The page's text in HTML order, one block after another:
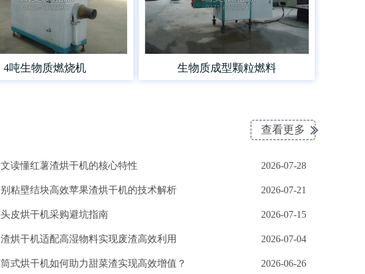
4吨生物质燃烧机 生物质成型颗粒燃料
查看更多
读懂红薯渣烘干机的核心特性 2026-07-28
粘壁结块高效苹果渣烘干机的技术解析 2026-07-21
皮烘干机采购避坑指南 2026-07-15
烘干机适配高湿物料实现废渣高效利用 2026-07-04
式烘干机如何助力甜菜渣实现高效增值？ 2026-06-26